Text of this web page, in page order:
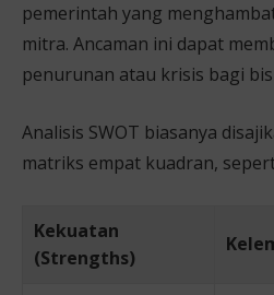
pemerintah yang
mitra. Ancaman ini dapat
penurunan atau krisis bagi
Analisis SWOT biasanya
matriks empat kuadran,
Kekuatan
(Strengths)